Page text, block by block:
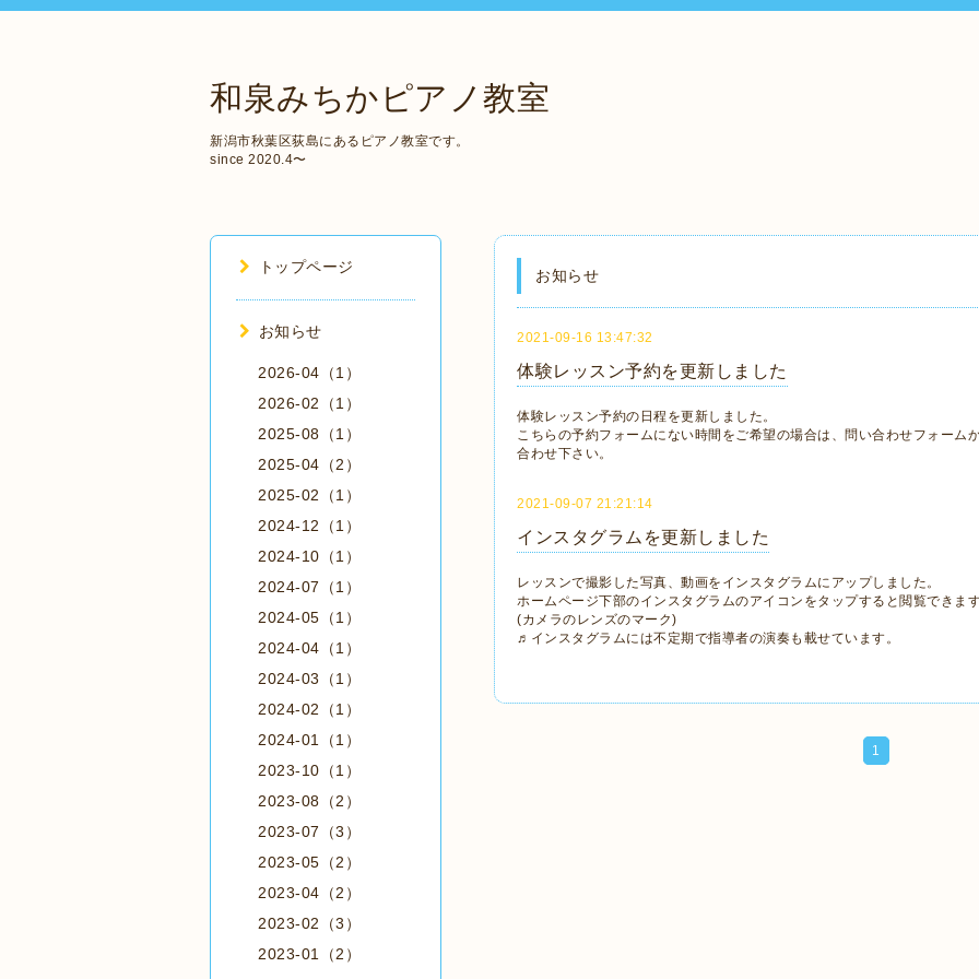
和泉みちかピアノ教室
新潟市秋葉区荻島にあるピアノ教室です。
since 2020.4〜
お知らせ
2021-09-16 13:47:32
体験レッスン予約を更新しました
体験レッスン予約の日程を更新しました。
こちらの予約フォームにない時間をご希望の場合は、問い合わせフォーム
合わせ下さい。
2021-09-07 21:21:14
インスタグラムを更新しました
レッスンで撮影した写真、動画をインスタグラムにアップしました。
ホームページ下部のインスタグラムのアイコンをタップすると閲覧できま
(カメラのレンズのマーク)
♬インスタグラムには不定期で指導者の演奏も載せています。
1
トップページ
お知らせ
2026-04（1）
2026-02（1）
2025-08（1）
2025-04（2）
2025-02（1）
2024-12（1）
2024-10（1）
2024-07（1）
2024-05（1）
2024-04（1）
2024-03（1）
2024-02（1）
2024-01（1）
2023-10（1）
2023-08（2）
2023-07（3）
2023-05（2）
2023-04（2）
2023-02（3）
2023-01（2）